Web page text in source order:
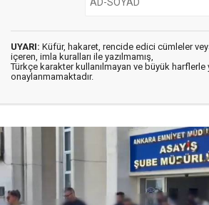
UYARI: Küfür, hakaret, rencide edici cümleler
içeren, imla kuralları ile yazılmamış,
Türkçe karakter kullanılmayan ve büyük harflerle
onaylanmamaktadır.